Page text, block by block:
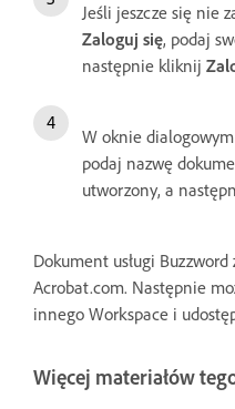
Jeśli jeszcze się nie
Zaloguj się, podaj
następnie kliknij
W oknie
podaj nazwę
utworzony, a
Dokument usługi
Acrobat.com. Następnie
innego Workspace i
Więcej materiałów